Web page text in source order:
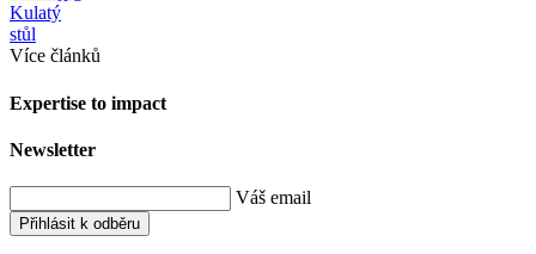
Kulatý
stůl
Více článků
Expertise to impact
Newsletter
Váš email
Přihlásit k odběru